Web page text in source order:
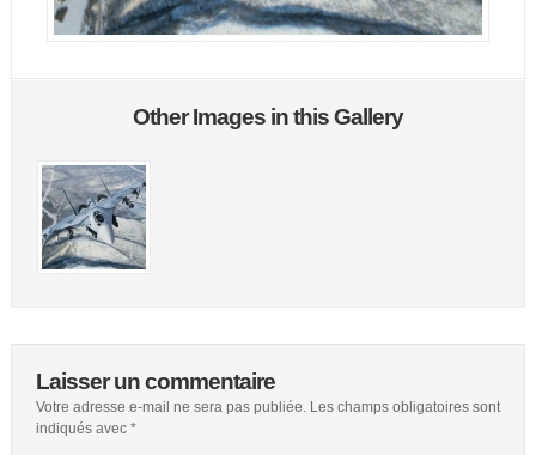
Other Images in this Gallery
Laisser un commentaire
Votre adresse e-mail ne sera pas publiée. Les champs obligatoires sont
indiqués avec *